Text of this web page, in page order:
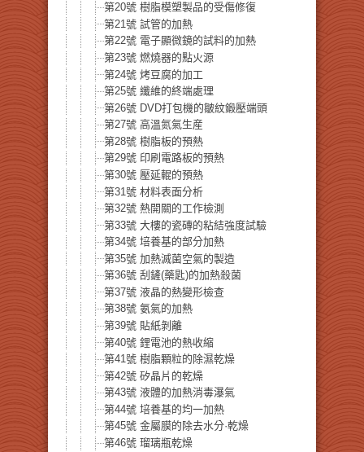
第20號 樹脂模塑製品的受傷修復
第21號 試管的加熱
第22號 電子顯微鏡的試料的加熱
第23號 燃燒器的點火源
第24號 烤豆腐的加工
第25號 纖維的終端處理
第26號 DVD打包機的皺紋鍛壓端頭
第27號 高溫氮氣生産
第28號 樹脂板的預熱
第29號 印刷電路板的預熱
第30號 壓延輥的預熱
第31號 材料表面分析
第32號 熱開關的工作檢測
第33號 大樓的瓷磚的粘結強度試驗
第34號 培養基的部分加熱
第35號 加熱滅菌空氣的製造
第36號 刮鏟(藥匙)的加熱殺菌
第37號 液晶的熱變形檢查
第38號 氨氣的加熱
第39號 貼紙剝離
第40號 鋰電池的熱收縮
第41號 樹脂顆粒的除濕乾燥
第42號 矽晶片的乾燥
第43號 液體的加熱消毒瀑氣
第44號 培養基的均一加熱
第45號 金屬膜的除去水分·乾燥
第46號 瑠璃瓶乾燥